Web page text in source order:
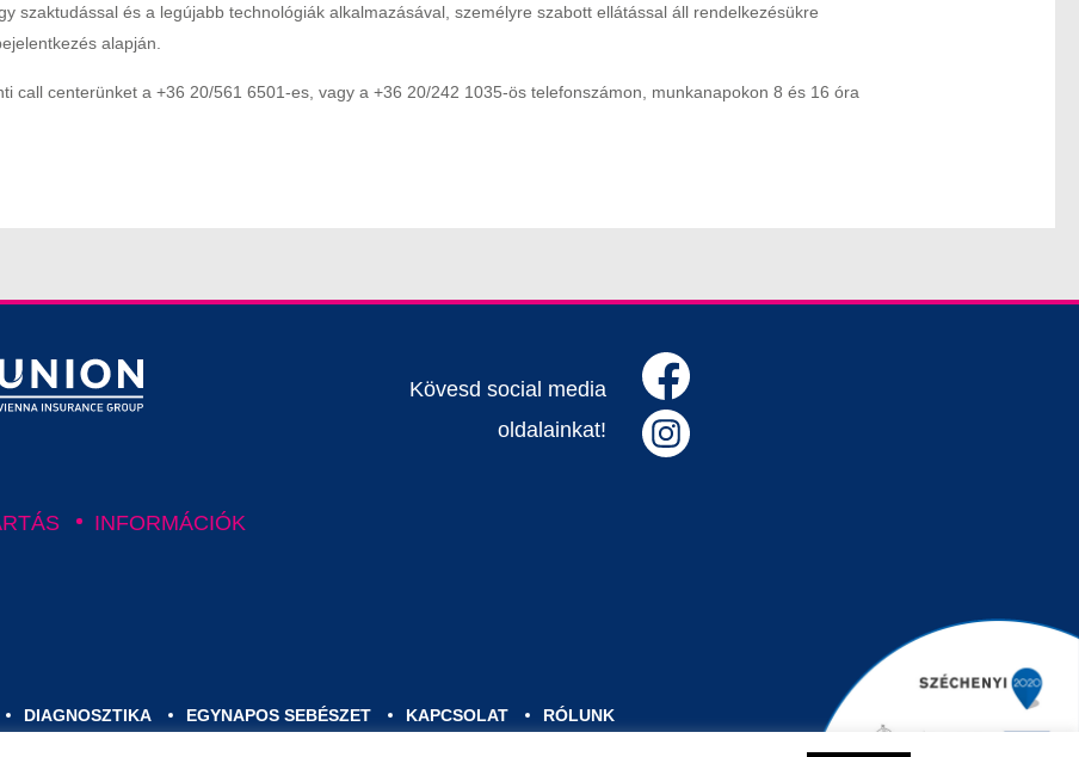
szaktudással és a legújabb technológiák alkalmazásával, személyre szabott ellátással áll rendelkezésükre
alapján.
call centerünket a +36 20/561 6501-es, vagy a +36 20/242 1035-ös telefonszámon, munkanapokon 8 és 16 óra
Kövesd social media
oldalainkat!
INFORMÁCIÓK
DIAGNOSZTIKA EGYNAPOS SEBÉSZET KAPCSOLAT
RÓLUNK